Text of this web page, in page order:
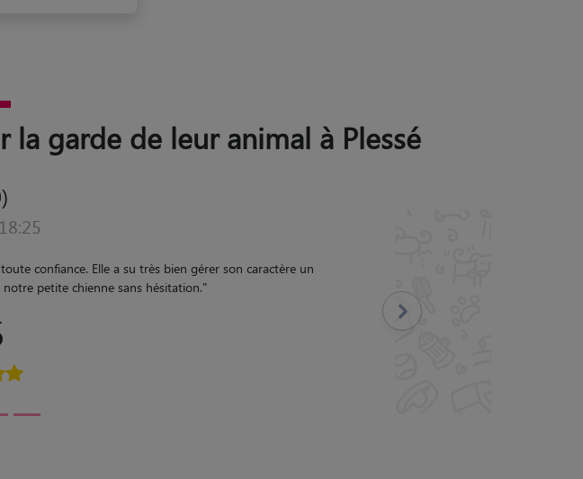
garde de leur animal à Plessé
votre compagnon en garde en toute confiance."